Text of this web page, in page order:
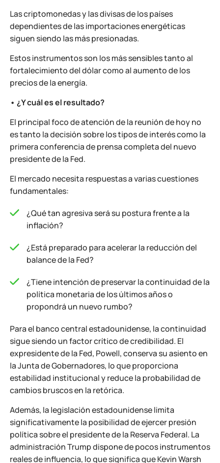
Las criptomonedas y las divisas de los países
dependientes de las importaciones energéticas
siguen siendo las más presionadas.
Estos instrumentos son los más sensibles tanto al
fortalecimiento del dólar como al aumento de los
precios de la energía.
• ¿Y cuál es el resultado?
El principal foco de atención de la reunión de hoy no
es tanto la decisión sobre los tipos de interés como la
primera conferencia de prensa completa del nuevo
presidente de la Fed.
El mercado necesita respuestas a varias cuestiones
fundamentales:
¿Qué tan agresiva será su postura frente a la
inflación?
¿Está preparado para acelerar la reducción del
balance de la Fed?
¿Tiene intención de preservar la continuidad de la
política monetaria de los últimos años o
propondrá un nuevo rumbo?
Para el banco central estadounidense, la continuidad
sigue siendo un factor crítico de credibilidad. El
expresidente de la Fed, Powell, conserva su asiento en
la Junta de Gobernadores, lo que proporciona
estabilidad institucional y reduce la probabilidad de
cambios bruscos en la retórica.
Además, la legislación estadounidense limita
significativamente la posibilidad de ejercer presión
política sobre el presidente de la Reserva Federal. La
administración Trump dispone de pocos instrumentos
reales de influencia, lo que significa que Kevin Warsh